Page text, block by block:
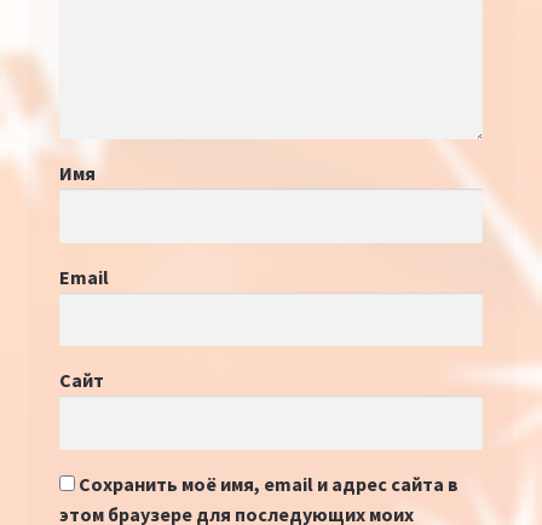
Имя
Email
Сайт
Сохранить моё имя, email и адрес сайта в
этом браузере для последующих моих